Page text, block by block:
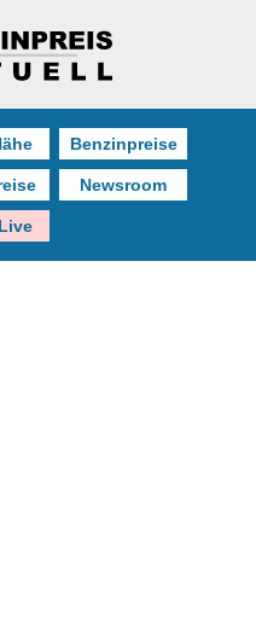
Benzinpreise
Newsroom